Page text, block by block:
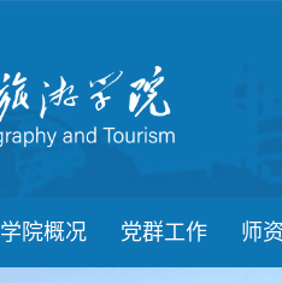
学院概况 党群工作 师